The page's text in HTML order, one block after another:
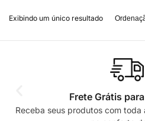
Exibindo um único resultado
Frete Grátis
Receba seus produtos com